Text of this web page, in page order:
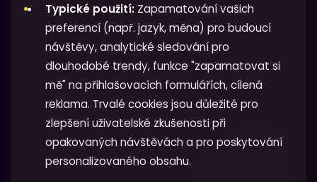
Typické použití: Zapamatování vašich
preferencí (např. jazyk, měna) pro budoucí
návštěvy, analytické sledování pro
dlouhodobé trendy, funkce "zapamatovat si
mě" na přihlašovacích formulářích, cílená
reklama. Trvalé cookies jsou důležité pro
zlepšení uživatelské zkušenosti při
opakovaných návštěvách a pro poskytování
personalizovaného obsahu.